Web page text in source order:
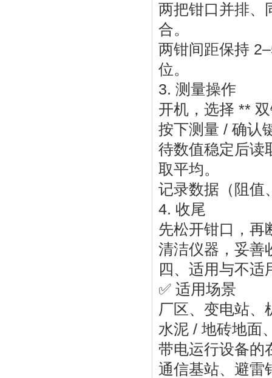
两把钳口并排、
合。
两钳间距保持
位。
3. 测量操作
开机，选择 **
按下测量 / 确认
待数值稳定后读
取平均。
记录数据（阻值
4. 收尾
先松开钳口，再
清洁仪器，妥善
四、适用与不适
✅ 适用场景
厂区、变电站、
水泥 / 地砖地面
带电运行设备的
通信基站、避雷